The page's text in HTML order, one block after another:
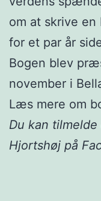
om at skrive
for et par år
Bogen blev
november i
Læs mere om
Du kan
Hjortshøj på